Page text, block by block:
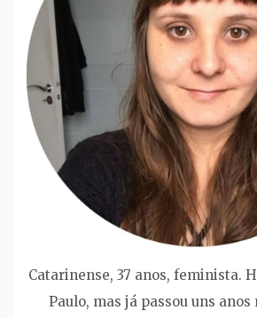
Catarinense, 37 anos, feminista.
Paulo, mas já passou uns anos